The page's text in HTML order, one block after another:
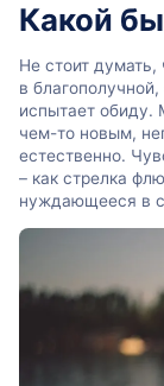
Какой
Не стоит думать,
в
испытает обиду.
чем-то новым,
естественно.
– как стрелка
нуждающееся в